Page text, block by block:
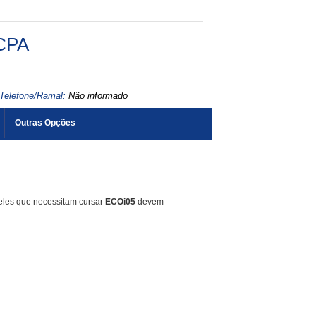
Telefone/Ramal: Não informado
Outras Opções
que necessitam cursar ECOi05 devem